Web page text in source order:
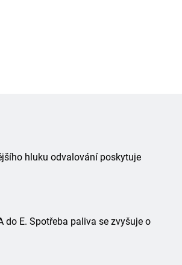
hluku odvalování poskytuje
E. Spotřeba paliva se zvyšuje o